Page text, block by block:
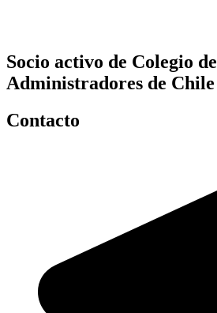
Socio activo de Colegio de
Administradores de Chile
Contacto